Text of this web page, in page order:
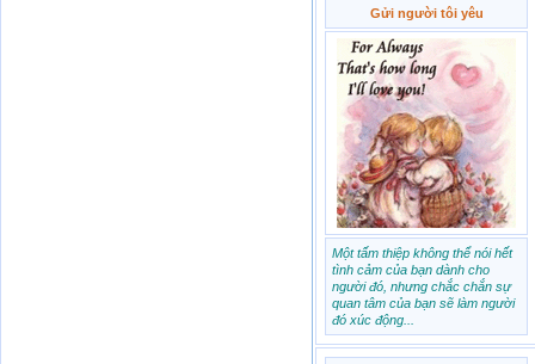
Gửi người tôi yêu
Một tấm thiệp không thể nói hết
tình cảm của bạn dành cho
người đó, nhưng chắc chắn sự
quan tâm của bạn sẽ làm người
đó xúc động...